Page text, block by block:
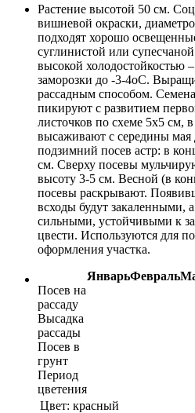
Растение высотой 50 см.
вишневой окраски,
подходят хорошо
суглинистой или
высокой холодостойкостью
заморозки до -3-4оС.
рассадным способом.
пикируют с развитием
листочков по схеме 5х5 см,
высаживают с середины
подзимний посев астр: в
см. Сверху посевы
высоту 3-5 см. Весной (в
посевы раскрывают.
всходы будут закаленными,
сильными, устойчивыми к
цвести. Используются для
оформления участка.
ЯнварьФевраль
Посев на
рассаду
Высадка
рассады
Посев в
грунт
Период
цветения
Цвет: красный